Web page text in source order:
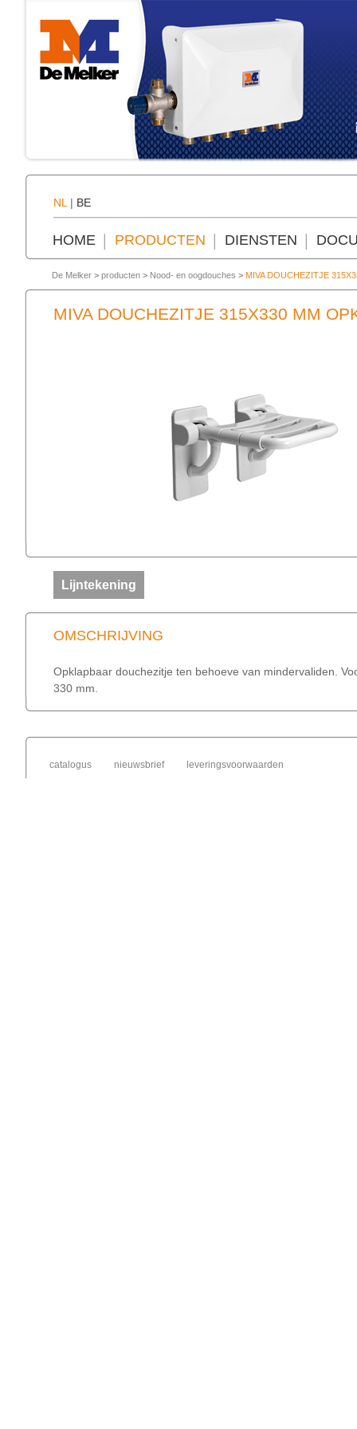
NL | BE
HOME PRODUCTEN DIENSTEN
De Melker > producten > Nood- en oogdouches > MIVA DOUCHEZITJE
MIVA DOUCHEZITJE 315X330 MM
Lijntekening
OMSCHRIJVING
Opklapbaar douchezitje ten behoeve van mindervaliden.
330 mm.
catalogus nieuwsbrief leveringsvoorwaarden